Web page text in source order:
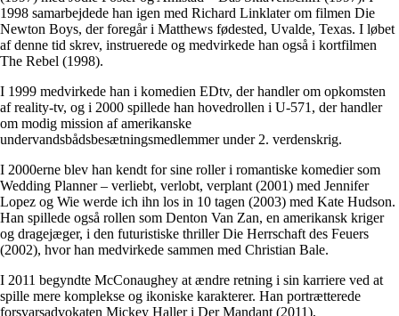
1998 samarbejdede han igen med Richard Linklater om filmen Die
Newton Boys, der foregår i Matthews fødested, Uvalde, Texas. I løbet
af denne tid skrev, instruerede og medvirkede han også i kortfilmen
The Rebel (1998).
I 1999 medvirkede han i komedien EDtv, der handler om opkomsten
af reality-tv, og i 2000 spillede han hovedrollen i U-571, der handler
om modig mission af amerikanske
undervandsbådsbesætningsmedlemmer under 2. verdenskrig.
I 2000erne blev han kendt for sine roller i romantiske komedier som
Wedding Planner – verliebt, verlobt, verplant (2001) med Jennifer
Lopez og Wie werde ich ihn los in 10 tagen (2003) med Kate Hudson.
Han spillede også rollen som Denton Van Zan, en amerikansk kriger
og dragejæger, i den futuristiske thriller Die Herrschaft des Feuers
(2002), hvor han medvirkede sammen med Christian Bale.
I 2011 begyndte McConaughey at ændre retning i sin karriere ved at
spille mere komplekse og ikoniske karakterer. Han portrætterede
forsvarsadvokaten Mickey Haller i Der Mandant (2011),